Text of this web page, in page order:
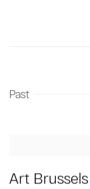
Past
Art Brussels